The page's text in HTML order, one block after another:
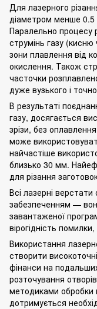
Для лазерного
діаметром менше
Паралельно процесу
струмінь газу
зони плавлення від
окислення. Також
часточки
дуже вузького і
В результаті
газу, досягається
зрізи, без
може
найчастіше
близько 30 мм.
для різання
Всі лазерні
забезпеченням —
завантаженої
вірогідність
Використання
створити
фінанси на
розточування
методиками обробки
дотримується